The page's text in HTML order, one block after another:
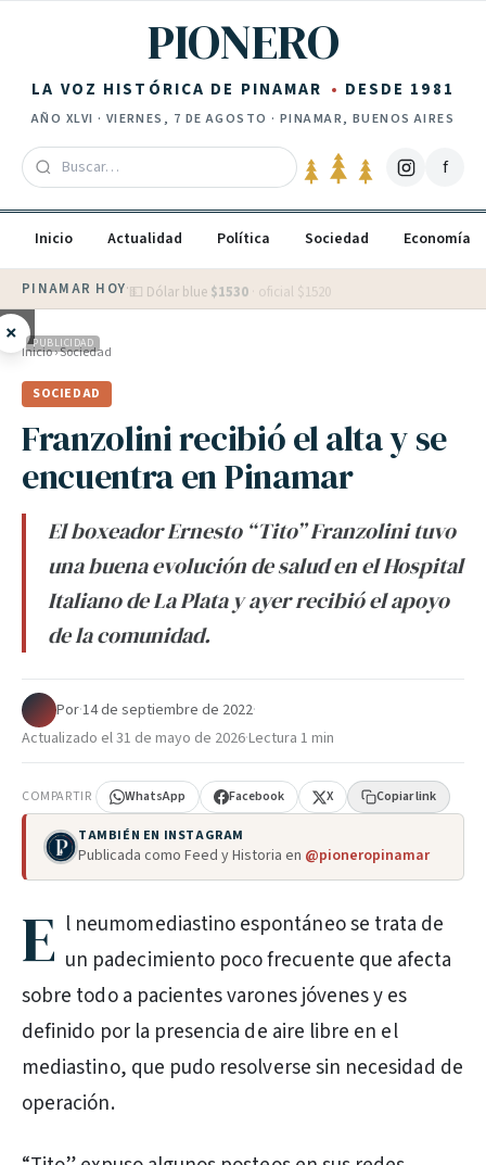
PIONERO
LA VOZ HISTÓRICA DE PINAMAR DESDE 1981
AÑO XLVI · VIERNES, 7 DE AGOSTO · PINAMAR, BUENOS AIRES
f
Inicio Actualidad Política Sociedad Economía
PINAMAR HOY·💵 Dólar blue $1530 · oficial $ 1520
× PUBLICIDAD
Inicio›Sociedad
SOCIEDAD
Franzolini recibió el alta y se
encuentra en Pinamar
El boxeador Ernesto “Tito” Franzolini tuvo
una buena evolución de salud en el Hospital
Italiano de La Plata y ayer recibió el apoyo
de la comunidad.
Por·14 de septiembre de 2022·
Actualizado el31 de mayo de 2026·Lectura 1 min
COMPARTIR WhatsApp Facebook X Copiar link
TAMBIÉN EN INSTAGRAM
Publicada como Feed y Historia en @pioneropinamar
E l neumomediastino espontáneo se trata de
un padecimiento poco frecuente que afecta
sobre todo a pacientes varones jóvenes y es
definido por la presencia de aire libre en el
mediastino, que pudo resolverse sin necesidad de
operación.